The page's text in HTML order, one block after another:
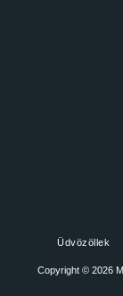
Üdvözöllek
Copyright © 2026